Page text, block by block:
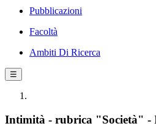
Pubblicazioni
Facoltà
Ambiti Di Ricerca
☰
Intimità - rubrica "Società" -